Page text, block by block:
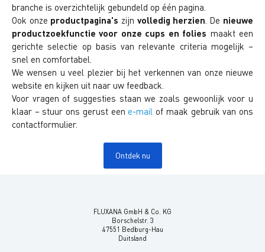
branche is overzichtelijk gebundeld op één pagina.
Ook onze productpagina's zijn volledig herzien . De nieuwe
productzoekfunctie voor onze cups en folies maakt een
gerichte selectie op basis van relevante criteria mogelijk –
snel en comfortabel.
We wensen u veel plezier bij het verkennen van onze nieuwe
website en kijken uit naar uw feedback.
Voor vragen of suggesties staan we zoals gewoonlijk voor u
klaar – stuur ons gerust een e-mail of maak gebruik van ons
contactformulier.
Ontdek nu
FLUXANA GmbH & Co. KG
Borschelstr. 3
47551 Bedburg-Hau
Duitsland